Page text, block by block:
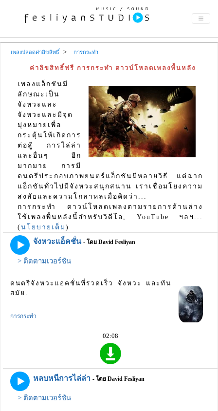
เพลงปลอดค่าลิขสิทธิ์ การกระทำ
ค่าลิขสิทธิ์ฟรี การกระทำ ดาวน์โหลดเพลงพื้นหลัง
เพลงแอ็กชันมี
ลักษณะเป็น
จังหวะและ
จังหวะและมีจุด
มุ่งหมายเพื่อ
กระตุ้นให้เกิดการ
ต่อสู้ การไล่ล่า
และอื่นๆ อีก
มากมาย การมี
ดนตรีประกอบภาพยนตร์แอ็กชันมีหลายวิธี แต่ฉาก
แอ็กชันทั่วไปมีจังหวะสนุกสนาน เราเชื่อมโยงความ
สงสัยและความโกลาหลเมื่อคิดว่า...
การกระทำ ดาวน์โหลดเพลงตามรายการด้านล่าง
ใช้เพลงพื้นหลังนี้สำหรับวิดีโอ, YouTube ฯลฯ...
(นโยบายเต็ม )
จังหวะแอ็คชั่น - โดย David Fesliyan
> ติดตามเวอร์ชัน
ดนตรีจังหวะแอคชั่นที่รวดเร็ว จังหวะ และทัน
สมัย.
การกระทำ
02:08
หลบหนีการไล่ล่า - โดย David Fesliyan
> ติดตามเวอร์ชัน